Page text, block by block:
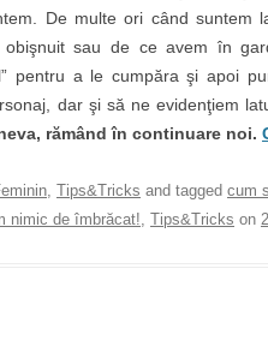
De multe ori când suntem
obişnuit sau de ce avem în
pentru a le cumpăra şi apoi
dar şi să ne evidenţiem
rămând în continuare noi.
, Tips&Tricks and tagged cum
nimic de îmbrăcat!, Tips&Tricks on